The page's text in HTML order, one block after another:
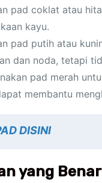
pad coklat atau
kayu.
pad putih atau
dan noda, tetapi
pad merah
membantu
DISINI
yang Benar